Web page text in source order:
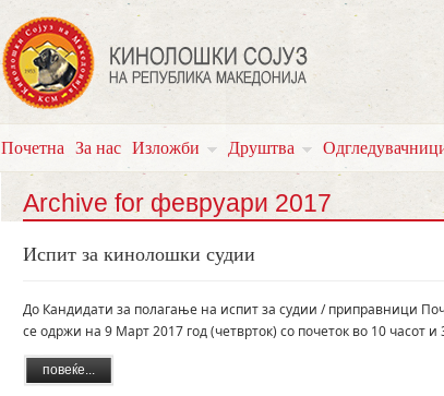
Почетна За нас Изложби Друштва
Archive for февруари 2017
Испит за кинолошки судии
До Кандидати за полагање на испит за судии / приправници
се одржи на 9 Март 2017 год (четврток) со почеток во 10
повеќе...